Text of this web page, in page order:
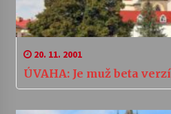
20. 11. 2001
ÚVAHA: Je muž beta